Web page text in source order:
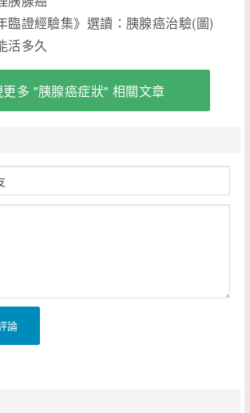
臨證經驗集》選讀：胰腺癌治驗(圖)
活多久
多 "胰腺癌症狀" 相關文章
論